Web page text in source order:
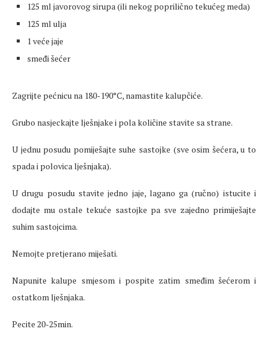
125 ml javorovog sirupa (ili nekog poprilično tekućeg meda)
125 ml ulja
1 veće jaje
smeđi šećer
Zagrijte pećnicu na 180-190°C, namastite kalupčiće.
Grubo nasjeckajte lješnjake i pola količine stavite sa strane.
U jednu posudu pomiješajte suhe sastojke (sve osim šećera, u to
spada i polovica lješnjaka).
U drugu posudu stavite jedno jaje, lagano ga (ručno) istucite i
dodajte mu ostale tekuće sastojke pa sve zajedno primiješajte
suhim sastojcima.
Nemojte pretjerano miješati.
Napunite kalupe smjesom i pospite zatim smeđim šećerom i
ostatkom lješnjaka.
Pecite 20-25min.